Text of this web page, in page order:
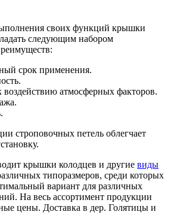
своих функций крышки
следующим набором
срок применения.
воздействию атмосферных факторов.
строповочных петель облегчает
крышки колодцев и другие виды
типоразмеров, среди которых
вариант для различных
На весь ассортимент продукции
цены. Доставка в дер. Голятицы и